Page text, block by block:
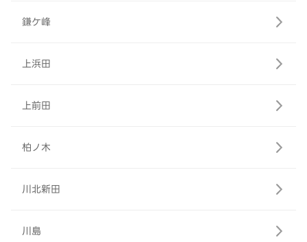
鎌ケ峰
上浜田
上前田
柏ノ木
川北新田
川島